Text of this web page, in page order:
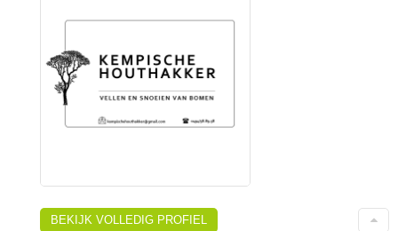
BEKIJK VOLLEDIG PROFIEL